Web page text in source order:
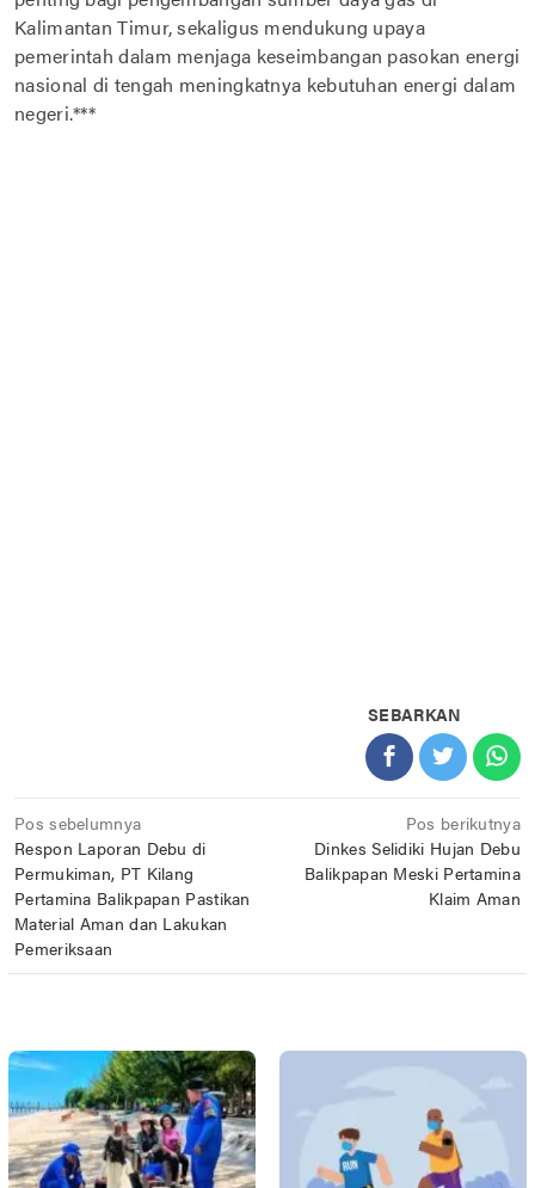
Kalimantan Timur, sekaligus mendukung upaya
pemerintah dalam menjaga keseimbangan pasokan energi
nasional di tengah meningkatnya kebutuhan energi dalam
negeri.***
SEBARKAN
Navigasi
pos
Pos sebelumnya
Respon Laporan Debu di
Permukiman, PT Kilang
Pertamina Balikpapan Pastikan
Material Aman dan Lakukan
Pemeriksaan
Pos berikutnya
Dinkes Selidiki Hujan Debu
Balikpapan Meski Pertamina
Klaim Aman